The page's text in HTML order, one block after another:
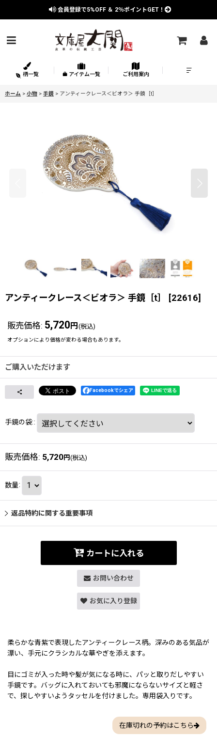
会員登録で5%OFF ＆ 2％ポイントGET！
柄一覧 アイテム一覧 ご利用案内
ホーム > 小物 > 手鏡 > アンティークレース＜ビオラ＞ 手鏡［t］
アンティークレース＜ビオラ＞ 手鏡［t］ [22616]
販売価格: 5,720 円 (税込)
オプションにより価格が変わる場合もあります。
ご購入いただけます
Facebookでシェア
手鏡の袋::
販売価格: 5,720円 (税込)
数量:
返品特約に関する重要事項
カートに入れる
お問い合わせ
お気に入り登録
柔らかな青紫で表現したアンティークレース柄。深みのある気品が
漂い、手元にクラシカルな華やぎを添えます。
目にゴミが入った時や髪が気になる時に、パッと取りだしやすい
手鏡です。バッグに入れておいても邪魔にならないサイズと軽さ
で、探しやすいようタッセルを付けました。専用袋入りです。
在庫切れの予約はこちら